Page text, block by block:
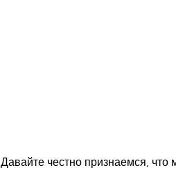
Давайте честно признаемся,